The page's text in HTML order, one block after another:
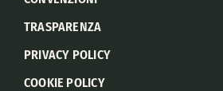
TRASPARENZA
PRIVACY POLICY
COOKIE POLICY